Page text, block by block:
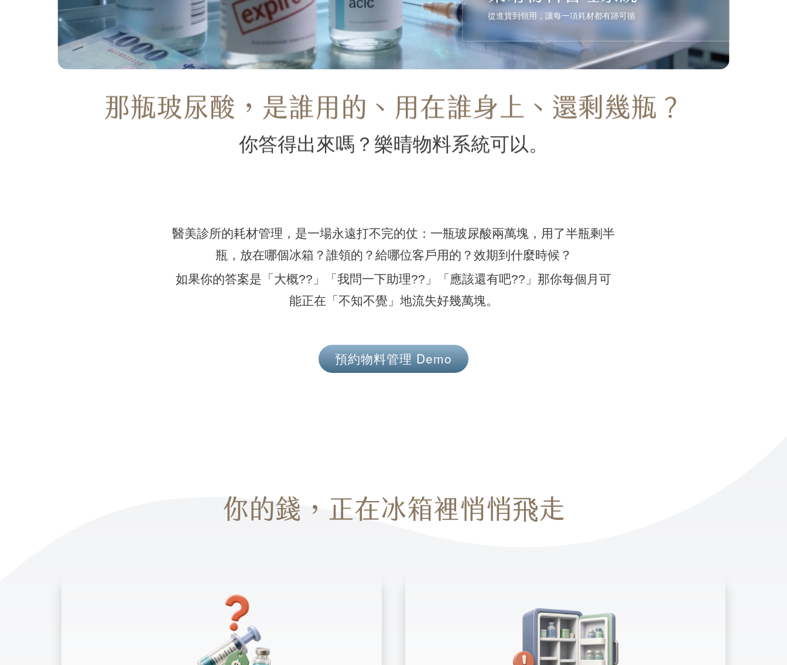
從進貨到領用，讓每一項耗材都有跡可循
那瓶玻尿酸，是誰用的、用在誰身上、還剩幾瓶？
你答得出來嗎？樂晴物料系統可以。
醫美診所的耗材管理，是一場永遠打不完的仗：一瓶玻尿酸兩萬塊，用了半瓶剩半
瓶，放在哪個冰箱？誰領的？給哪位客戶用的？效期到什麼時候？
如果你的答案是「大概??」「我問一下助理??」「應該還有吧??」那你每個月可
能正在「不知不覺」地流失好幾萬塊。
預約物料管理 Demo
你的錢， 正在冰箱裡悄悄飛走